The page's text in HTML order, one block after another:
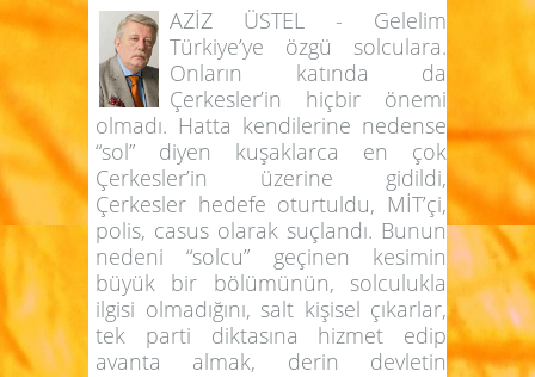
AZİZ ÜSTEL - Gelelim
Türkiye’ye özgü solculara.
Onların katında da
Çerkesler’in hiçbir önemi
olmadı. Hatta kendilerine nedense
“sol” diyen kuşaklarca en çok
Çerkesler’in üzerine gidildi,
Çerkesler hedefe oturtuldu, MİT’çi,
polis, casus olarak suçlandı. Bunun
nedeni “solcu” geçinen kesimin
büyük bir bölümünün, solculukla
ilgisi olmadığını, salt kişisel çıkarlar,
tek parti diktasına hizmet edip
avanta almak, derin devletin